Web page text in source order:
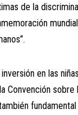
de la
inversión en las
Convención